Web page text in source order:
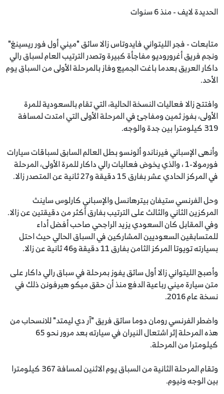
الحديدة لايف - منذ 6 سنوات
متابعات - فجر الليتواني فايدوتاس زالا سائق "ميني أول فور ريسينغ"
ونجم فريق أغروروديو مفاجأة كبيرة وتصدر الترتيب العام لسباق رالي
داكار العريق بعدما باغت الجميع وفاز بالمرحلة الأولى من السباق يوم
الأحد.
وافتتح زالا فعاليات النسخة الحالية، التي تقام بالسعودية للمرة
الأولى، بفوز ثمين ومفاجئ في المرحلة الأولى التي امتدت لمسافة
319 كيلومترا بين جدة والوجه.
وأنهى الإسباني فيرناندو ألونسو بطل العالم السابق لسباقات سيارات
فورمولا-1 ، والذي يخوض فعاليات رالي داكار للمرة الأولى، المرحلة
في المركز الحادي عشر بفارق 15 دقيقة و27 ثانية عن المتصدر زالا.
وحل الفرنسي ستيفان بيترهانسل والإسباني كارلوس ساينث
المركزين الثاني والثالث على الترتيب بفارق أكثر من دقيقتين عن زالا.
وفي المقابل كان السعودي يزيد الراجحي صاحب أفضل أداء
للمتسابقين السعوديين المشاركين في السباق الحالي حيث احتل
بسيارته تويوتا المركز الثامن بفارق 11 دقيقة و46 ثانية عن زالا.
وأصبح الليتواني زالا أول سائق يفوز بمرحلة في سباق رالي داكار على
متن سيارة ميني رباعية الدفع منذ أن حقق ميكو هيرفونن ذلك في
نسخة عام 2016.
واضطر الفرنسي رومان دوما سائق فريق "آر دي ليمتد" للانسحاب من
هذه المرحلة إثر اشتعال النيران في سيارته بعد مرور نحو 65
كيلومترا من المرحلة.
وتقام المرحلة الثانية من السباق يوم الاثنين لمسافة 367 كيلومترا
بين الوجه ونيوم.